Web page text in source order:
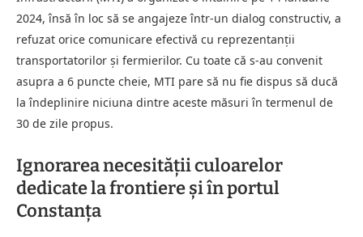
2024, însă în loc să se angajeze într-un dialog constructiv, a
refuzat orice comunicare efectivă cu reprezentanții
transportatorilor și fermierilor. Cu toate că s-au convenit
asupra a 6 puncte cheie, MTI pare să nu fie dispus să ducă
la îndeplinire niciuna dintre aceste măsuri în termenul de
30 de zile propus.
Ignorarea necesității culoarelor
dedicate la frontiere și în portul
Constanța